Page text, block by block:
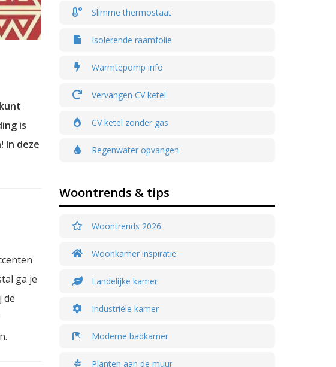
is
In deze
ga je
de
Slimme thermostaat
Isolerende raamfolie
Warmtepomp info
Vervangen CV ketel
CV ketel zonder gas
Regenwater opvangen
Woontrends & tips
Woontrends 2026
Woonkamer inspiratie
Landelijke kamer
Industriële kamer
Moderne badkamer
Planten aan de muur